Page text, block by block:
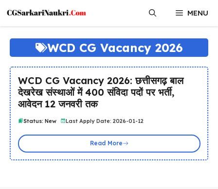
content
MENU
WCD CG Vacancy 2026
WCD CG Vacancy 2026: छत्तीसगढ़ बाल
देखरेख संस्थाओं में 400 संविदा पदों पर भर्ती,
आवेदन 12 जनवरी तक
Status: New Last Apply Date: 2026-01-12
Read More